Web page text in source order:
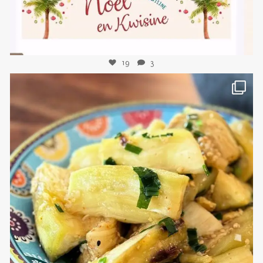
Lire la suite...
DESSERTS ET DOUCEURS DE FIN D'ANNÉE LA BOULANGERIE LES
BRIOCHES NOËL EN KWISINE POUR LES PETITS GOURMANDS